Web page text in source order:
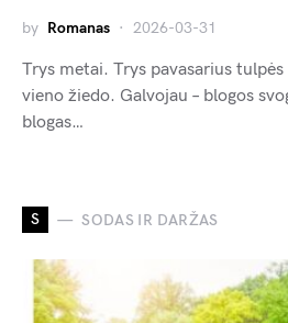
by Romanas 2026-03-31
Trys metai. Trys pavasarius
vieno žiedo. Galvojau – blogos
blogas…
S SODAS IR DARŽAS